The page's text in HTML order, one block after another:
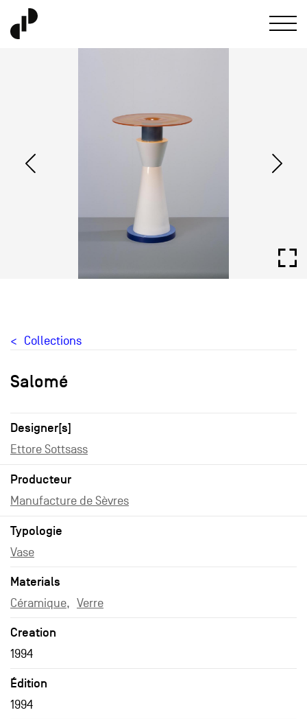
Collections
Salomé
Designer[s]
Ettore Sottsass
Producteur
Manufacture de Sèvres
Typologie
Vase
Materials
Céramique Verre
Creation
1994
Édition
1994